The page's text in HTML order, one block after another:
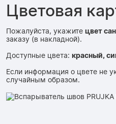
Цветовая
Пожалуйста, укажите цвет
заказу (в накладной).
Доступные цвета: красный,
Если информация о цвете не
случайным образом.